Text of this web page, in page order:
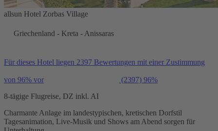
allsun Hotel Zorbas Village
Griechenland - Kreta - Anissaras
Für dieses Hotel liegen 2397 Bewertungen mit einer Zustimmung
von 96% vor (2397) 96%
8-tägige Flugreise, DZ inkl. AI
Charmante Anlage im landestypischen, kretischen Dorfstil
Tagesanimation, Live-Musik und Shows am Abend sorgen für